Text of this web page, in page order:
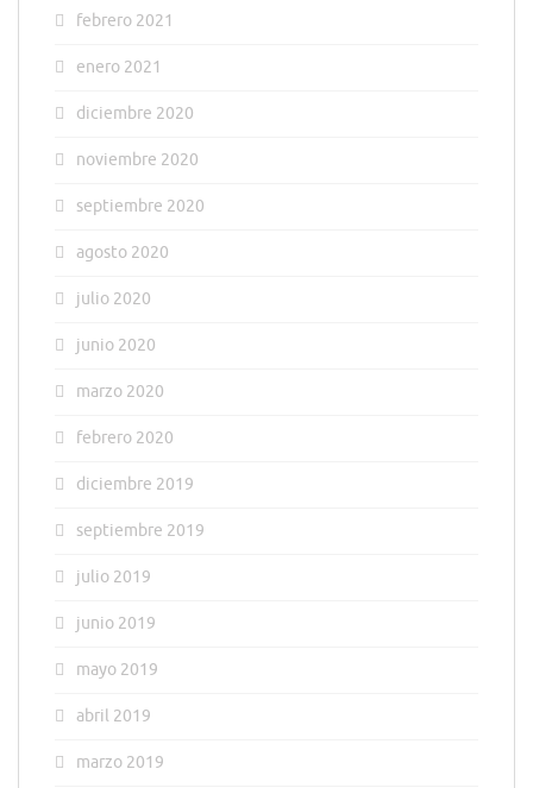
febrero 2021
enero 2021
diciembre 2020
noviembre 2020
septiembre 2020
agosto 2020
julio 2020
junio 2020
marzo 2020
febrero 2020
diciembre 2019
septiembre 2019
julio 2019
junio 2019
mayo 2019
abril 2019
marzo 2019